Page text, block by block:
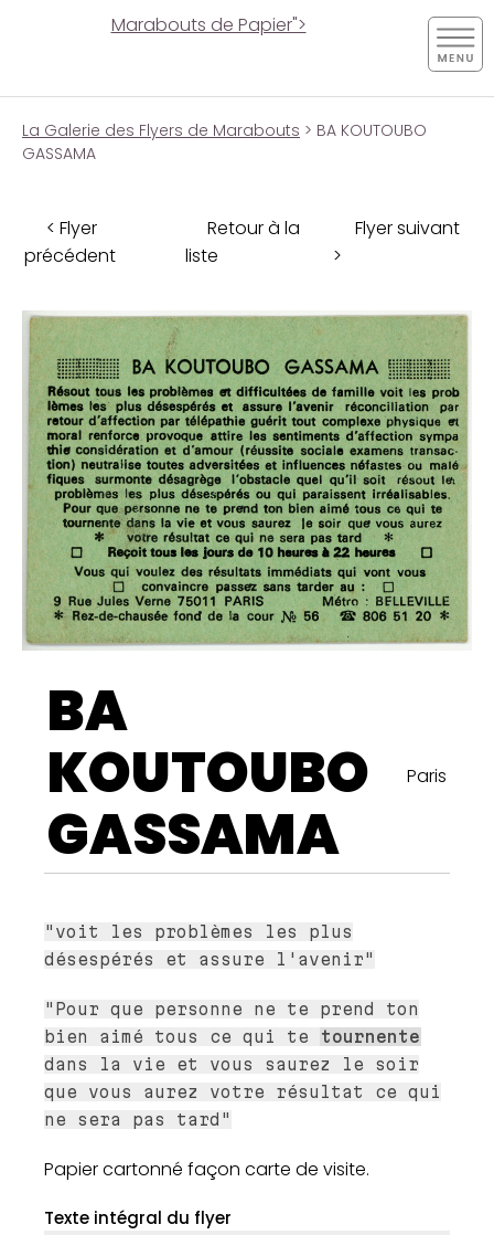
Marabouts de Papier">
La Galerie des Flyers de Marabouts > BA KOUTOUBO
GASSAMA
< Flyer
précédent
Retour à la
liste
Flyer suivant
>
BA
KOUTOUBO
GASSAMA
Paris
"voit les problèmes les plus
désespérés et assure l'avenir"
"Pour que personne ne te prend ton
bien aimé tous ce qui te
tournente
dans la vie et vous saurez le soir
que vous aurez votre résultat ce qui
ne sera pas tard"
Papier cartonné façon carte de visite.
Texte intégral du flyer